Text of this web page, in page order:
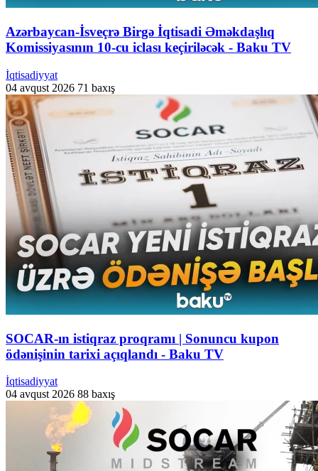
Azərbaycan-İsveçrə Birgə İqtisadi Əməkdaşlıq
Komissiyasının 10-cu iclası keçiriləcək - Baku TV
İqtisadiyyat
04 avqust 2026 71 baxış
SOCAR-ın istiqraz proqramı | Sonuncu kupon
ödənişinin tarixi açıqlandı - Baku TV
İqtisadiyyat
04 avqust 2026 88 baxış